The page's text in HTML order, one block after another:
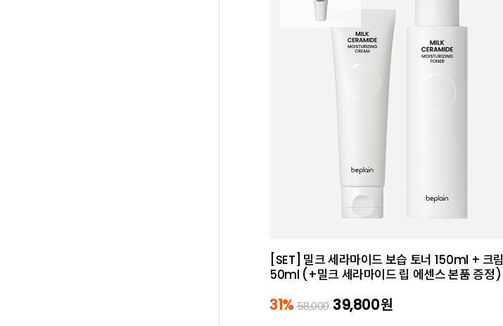
[SET] 밀크 세라마이드 보습 토너 150ml + 크림
50ml (+밀크 세라마이드 립 에센스 본품 증정)
31% 58,000 39,800원